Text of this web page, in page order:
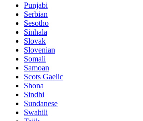
Punjabi
Serbian
Sesotho
Sinhala
Slovak
Slovenian
Somali
Samoan
Scots Gaelic
Shona
Sindhi
Sundanese
Swahili